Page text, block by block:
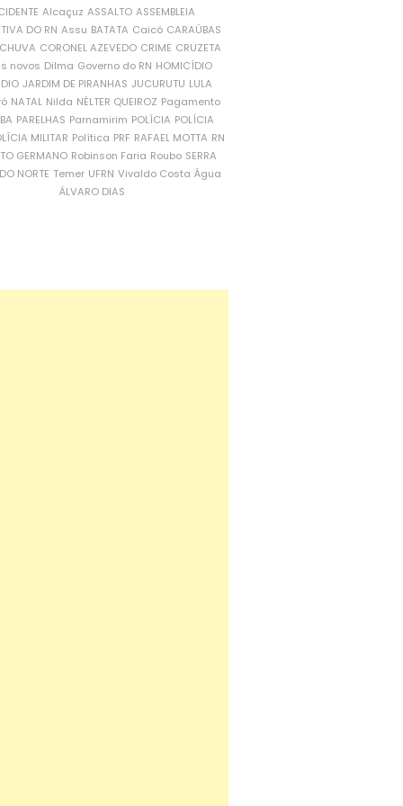
Alcaçuz ASSALTO ASSEMBLEIA
DO RN Assu BATATA Caicó CARAÚBAS
CORONEL AZEVEDO CRIME CRUZETA
novos Dilma Governo do RN HOMICÍDIO
JARDIM DE PIRANHAS JUCURUTU LULA
NATAL Nilda NÉLTER QUEIROZ Pagamento
PARELHAS Parnamirim POLÍCIA POLÍCIA
MILITAR Política PRF RAFAEL MOTTA RN
GERMANO Robinson Faria Roubo SERRA
NORTE Temer UFRN Vivaldo Costa Água
ÁLVARO DIAS